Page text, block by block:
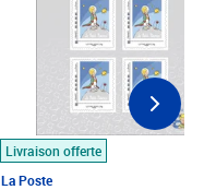
Livraison offerte
La Poste